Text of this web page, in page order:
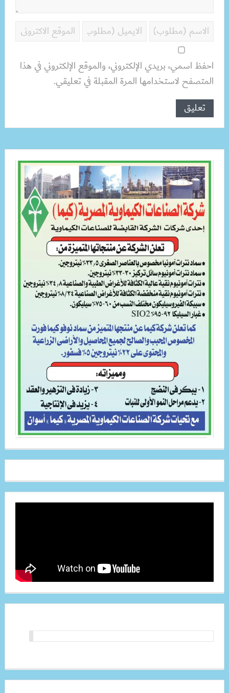
احفظ اسمي، بريدي الإلكتروني، والموقع الإلكتروني في هذا
المتصفح لاستخدامها المرة المقبلة في تعليقي.